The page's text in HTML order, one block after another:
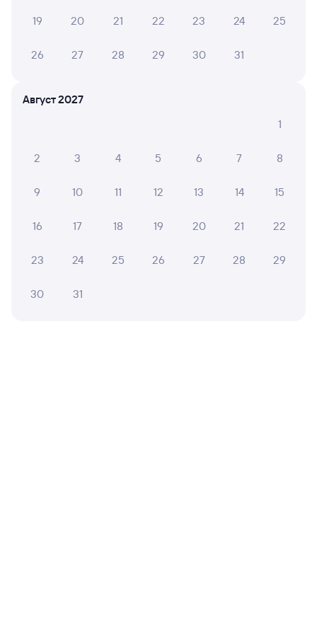
Петербург Ладож. — Лоухи в плацкартном вагоне
Инструкция по приобретению билетов
А ещё здесь можно найти
Купить билеты на поезд до Лоухов
Вокзал Санкт-Петербург Ладож.
19 20 21 22 23 24 25
26 27 28 29 30 31
Август 2027
1
2 3 4 5 6 7 8
9 10 11 12 13 14 15
16 17 18 19 20 21 22
23 24 25 26 27 28 29
30 31